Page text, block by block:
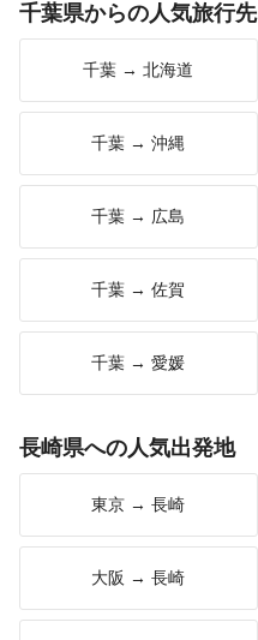
千葉県からの人気旅行先
千葉 → 北海道
千葉 → 沖縄
千葉 → 広島
千葉 → 佐賀
千葉 → 愛媛
長崎県への人気出発地
東京 → 長崎
大阪 → 長崎